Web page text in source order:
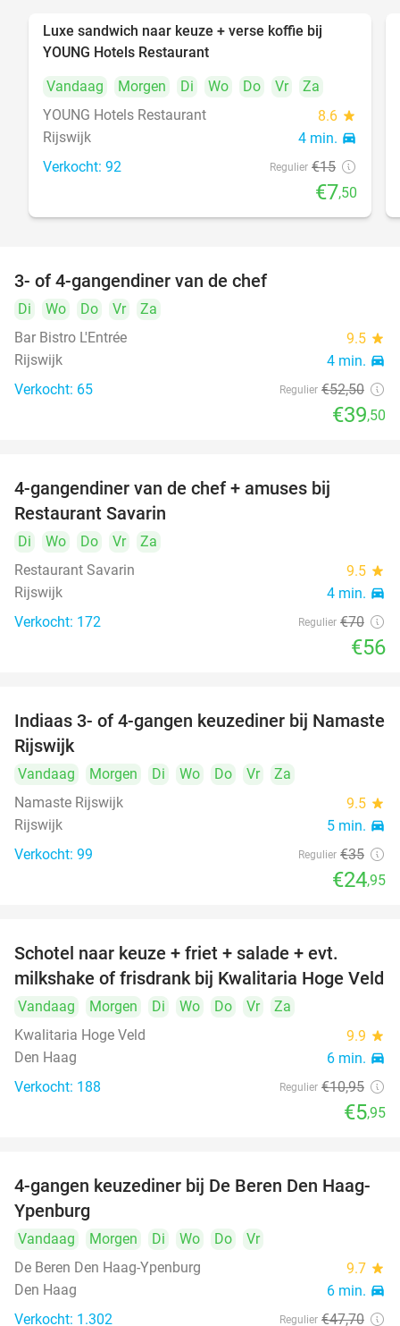
Luxe sandwich naar keuze + verse koffie bij
YOUNG Hotels Restaurant
Vandaag
Morgen Di Wo Do Vr
Za
YOUNG Hotels Restaurant
8.6 star
Rijswijk 4 min. directions_car
Verkocht: 92 Regulier €15
€7,50
3- of 4-gangendiner van de chef
Di Wo Do Vr
Za
Bar Bistro L'Entrée
9.5 star
Rijswijk 4 min. directions_car
Verkocht: 65 Regulier €52,50
€39,50
4-gangendiner van de chef + amuses bij
Restaurant Savarin
Di Wo Do Vr
Za
Restaurant Savarin
9.5 star
Rijswijk 4 min. directions_car
Verkocht: 172 Regulier €70
€56
29%
Indiaas 3- of 4-gangen keuzediner bij Namaste
Rijswijk
Vandaag Morgen Di Wo Do Vr
Za
Namaste Rijswijk
9.5 star
Rijswijk 5 min. directions_car
Verkocht: 99 Regulier €35
€24,95
Schotel naar keuze + friet + salade + evt.
milkshake of frisdrank bij Kwalitaria Hoge Veld
Vandaag Morgen Di Wo Do Vr
Za
Kwalitaria Hoge Veld
9.9 star
Den Haag 6 min. directions_car
Verkocht: 188 Regulier €10,95
€5,95
46%
4-gangen keuzediner bij De Beren Den Haag-
Ypenburg
Vandaag Morgen Di Wo Do
Vr
De Beren Den Haag-Ypenburg
9.7 star
Den Haag 6 min. directions_car
Verkocht: 1.302 Regulier €47,70